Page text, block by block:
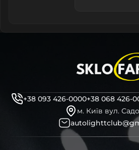
+38 093 426-0000+38 068 426-
м. Київ вул.